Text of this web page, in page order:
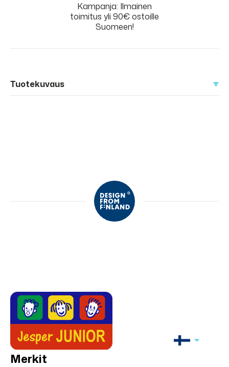
Kampanja: Ilmainen
toimitus yli 90€ ostoille
Suomeen!
Tuotekuvaus
Merkit